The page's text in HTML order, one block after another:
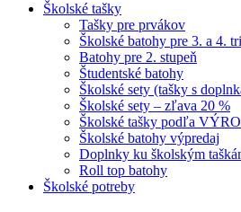
Školské tašky
Tašky pre prvákov
Školské batohy pre 3. a 4.
Batohy pre 2. stupeň
Študentské batohy
Školské sety (tašky s
Školské sety – zľava 20 %
Školské tašky podľa
Školské batohy výpredaj
Doplnky ku školským
Roll top batohy
Školské potreby